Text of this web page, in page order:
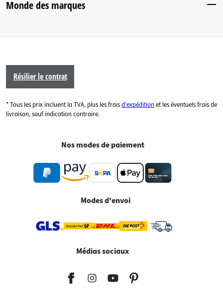
Monde des marques
Résilier le contrat
* Tous les prix incluent la TVA, plus les fraisd'expéditionet les éventuels frais de
livraison, sauf indication contraire.
Nos modes de paiement
Modes d'envoi
Médias sociaux